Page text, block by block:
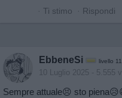
· Ti stimo · Rispondi
EbbeneSi livello 11
10 Luglio 2025 - 5.555
Sempre attuale😣 sto